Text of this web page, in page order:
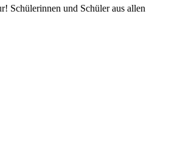
Schülerinnen und Schüler aus allen